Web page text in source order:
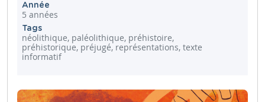
Année
5 années
Tags
néolithique, paléolithique, préhistoire,
préhistorique, préjugé, représentations, texte
informatif